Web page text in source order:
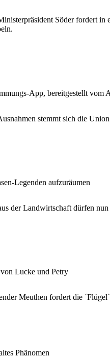
Söder fordert
App, bereitgestellt vom
stemmt sich die
Legenden aufzuräumen
der Landwirtschaft dürfen
Lucke und Petry
Meuthen fordert die
Phänomen